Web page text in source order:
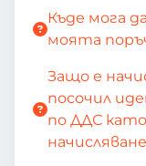
Къде мога
моята
Защо е
посочил
по ДДС